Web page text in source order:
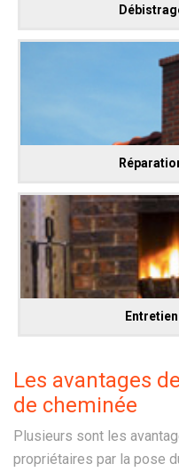
Les avantages
de cheminée
Plusieurs sont les
propriétaires par la pose